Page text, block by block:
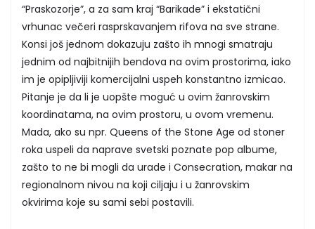
“Praskozorje”, a za sam kraj “Barikade” i ekstatični
vrhunac večeri rasprskavanjem rifova na sve strane.
Konsi još jednom dokazuju zašto ih mnogi smatraju
jednim od najbitnijih bendova na ovim prostorima, iako
im je opipljiviji komercijalni uspeh konstantno izmicao.
Pitanje je da li je uopšte moguć u ovim žanrovskim
koordinatama, na ovim prostoru, u ovom vremenu.
Mada, ako su npr. Queens of the Stone Age od stoner
roka uspeli da naprave svetski poznate pop albume,
zašto to ne bi mogli da urade i Consecration, makar na
regionalnom nivou na koji ciljaju i u žanrovskim
okvirima koje su sami sebi postavili.